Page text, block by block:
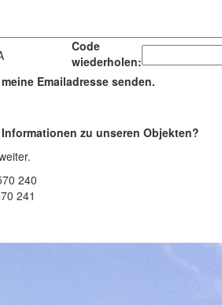
Code
wiederholen:
Emailadresse senden.
zu unseren Objekten?
240
241